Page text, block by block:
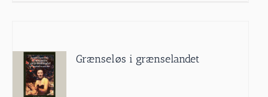
Grænseløs i grænselandet